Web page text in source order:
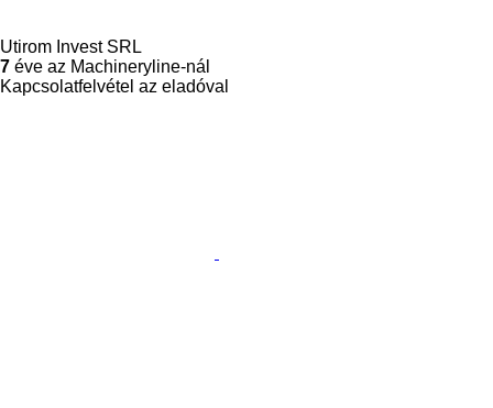
Utirom Invest SRL
7 éve az Machineryline-nál
Kapcsolatfelvétel az eladóval